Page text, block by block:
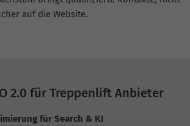
auf die Website.
2.0 für Treppenlift Anbieter
für Search & KI